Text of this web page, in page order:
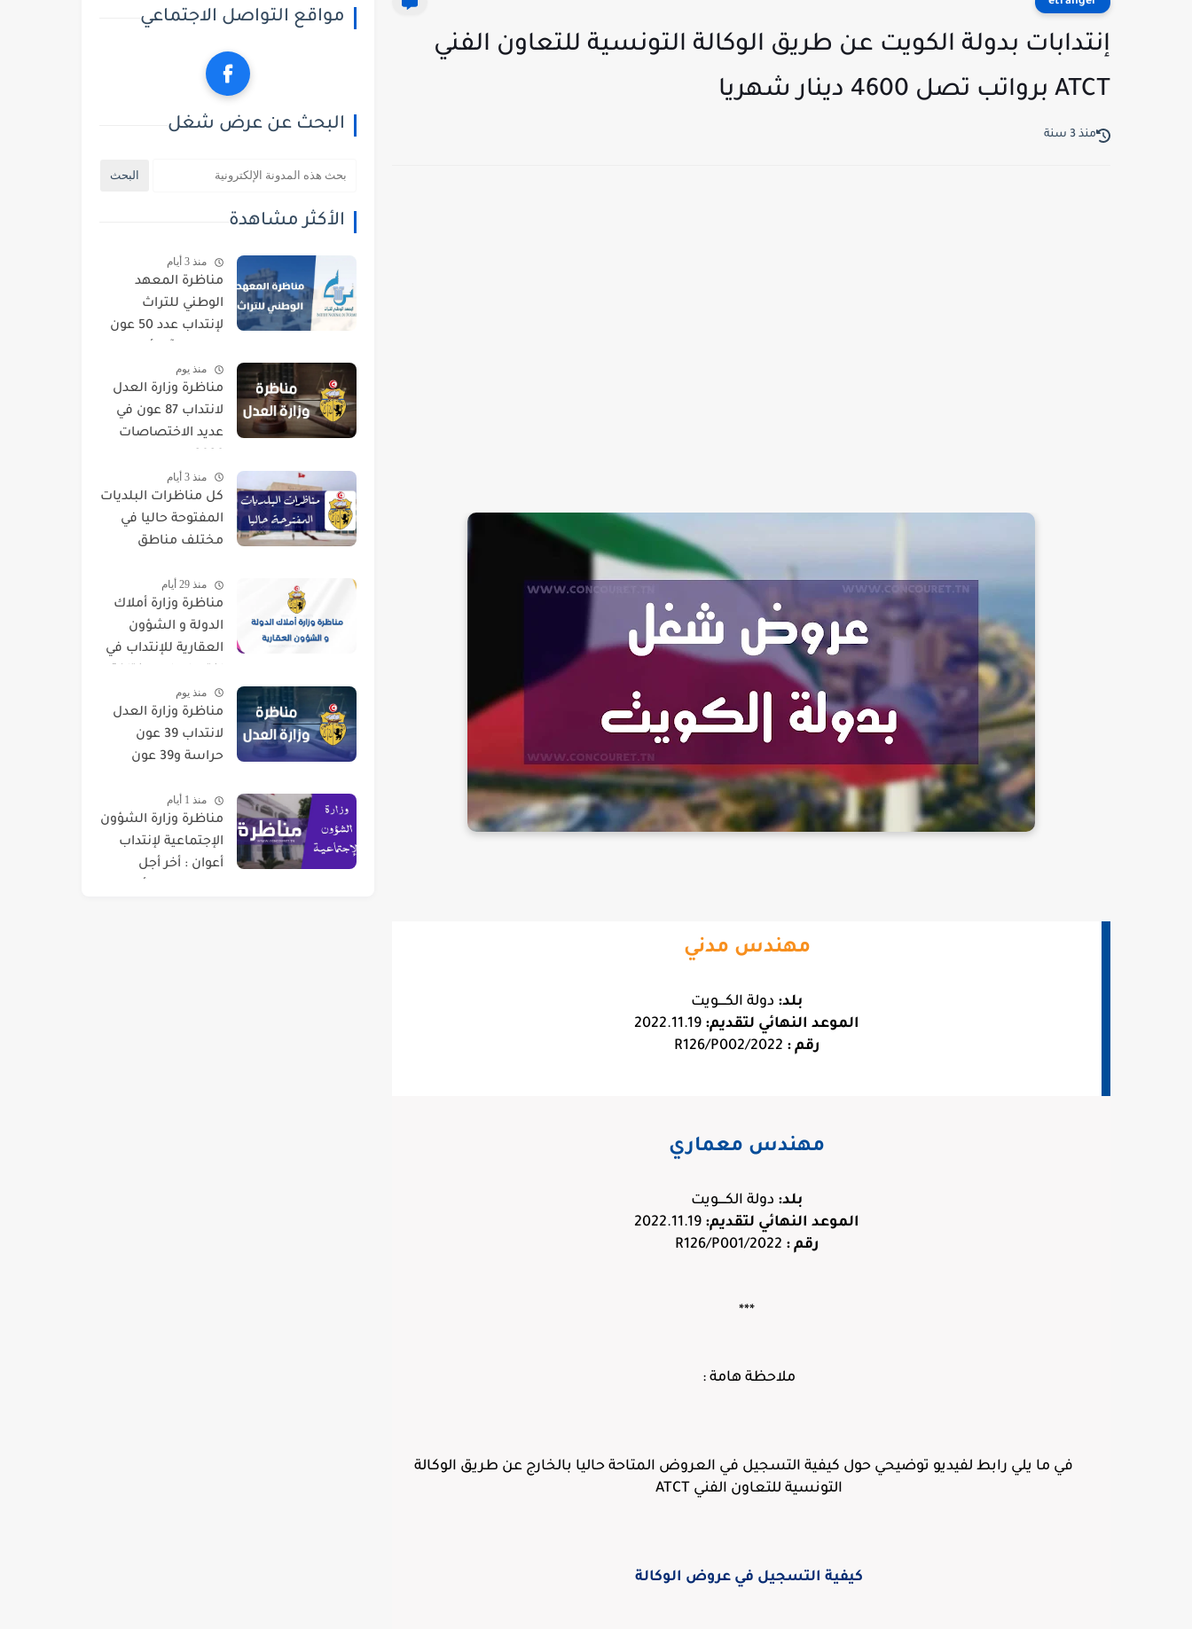
إنتدابات بدولة الكويت عن طريق الوكالة التونسية للتعاون الفني
ATCT برواتب تصل 4600 دينار شهريا
منذ 3 سنة
مهندس مدني
بلد: دولة الكــــويت
الموعد النهائي لتقديم: 2022.11.19
رقم : 2022/R126/P002
مهندس معماري
بلد: دولة الكــــويت
الموعد النهائي لتقديم: 2022.11.19
رقم : 2022/R126/P001
***
ملاحظة هامة :
في ما يلي رابط لفيديو توضيحي حول كيفية التسجيل في العروض المتاحة حاليا بالخارج عن طريق الوكالة
التونسية للتعاون الفني ATCT
كيفية التسجيل في عروض الوكالة
مواقع التواصل الاجتماعي
البحث عن عرض شغل
الأكثر مشاهدة
منذ 3 أيام
مناظرة المعهد
الوطني للتراث
لإنتداب عدد 50 عون
2026
منذ يوم
مناظرة وزارة العدل
لانتداب 87 عون في
عديد الاختصاصات
منذ 3 أيام
كل مناظرات البلديات
المفتوحة حاليا في
مختلف مناطق
منذ 29 أيام
مناظرة وزارة أملاك
الدولة و الشؤون
العقارية للإنتداب في
منذ يوم
مناظرة وزارة العدل
لانتداب 39 عون
حراسة و39 عون
منذ 1 أيام
مناظرة وزارة الشؤون
الإجتماعية لإنتداب
أعوان : أخر أجل